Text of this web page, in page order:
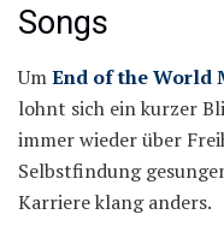
Songs
UmEnd of the World
lohnt sich ein kurzer
immer wieder über
Selbstfindung
Karriere klang anders.